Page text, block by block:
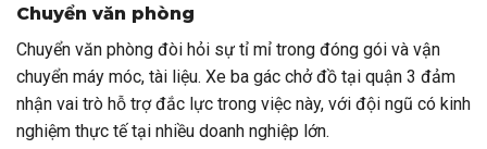
Chuyển văn phòng
Chuyển văn phòng đòi hỏi sự tỉ mỉ trong đóng gói và vận
chuyển máy móc, tài liệu. Xe ba gác chở đồ tại quận 3 đảm
nhận vai trò hỗ trợ đắc lực trong việc này, với đội ngũ có kinh
nghiệm thực tế tại nhiều doanh nghiệp lớn.